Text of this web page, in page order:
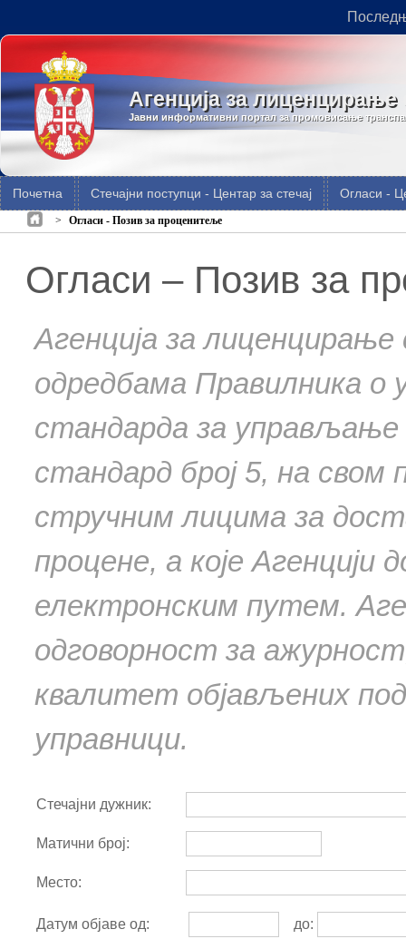
Агенција за лиценцирање
Јавни информативни портал за промовисање
Почетна Стечајни поступци - Центар за стечај Огласи -
> Огласи - Позив за проценитеље
Огласи – Позив за
Агенција за лиценцирање
одредбама Правилника о
стандарда за
стандард број 5, на свом
стручним лицима за
процене, а које Агенцији
електронским путем.
одговорност за
квалитет објављених
управници.
Стечајни дужник:
Матични број:
Место:
Датум објаве од: до: